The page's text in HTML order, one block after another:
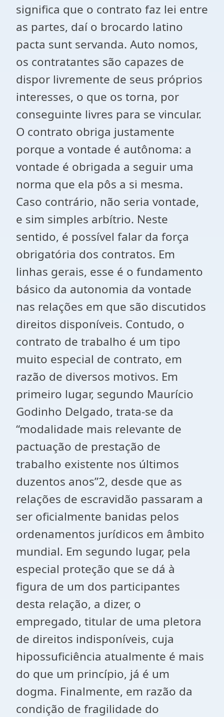
significa que o contrato faz lei entre
as partes, daí o brocardo latino
pacta sunt servanda. Auto nomos,
os contratantes são capazes de
dispor livremente de seus próprios
interesses, o que os torna, por
conseguinte livres para se vincular.
O contrato obriga justamente
porque a vontade é autônoma: a
vontade é obrigada a seguir uma
norma que ela pôs a si mesma.
Caso contrário, não seria vontade,
e sim simples arbítrio. Neste
sentido, é possível falar da força
obrigatória dos contratos. Em
linhas gerais, esse é o fundamento
básico da autonomia da vontade
nas relações em que são discutidos
direitos disponíveis. Contudo, o
contrato de trabalho é um tipo
muito especial de contrato, em
razão de diversos motivos. Em
primeiro lugar, segundo Maurício
Godinho Delgado, trata-se da
“modalidade mais relevante de
pactuação de prestação de
trabalho existente nos últimos
duzentos anos”2, desde que as
relações de escravidão passaram a
ser oficialmente banidas pelos
ordenamentos jurídicos em âmbito
mundial. Em segundo lugar, pela
especial proteção que se dá à
figura de um dos participantes
desta relação, a dizer, o
empregado, titular de uma pletora
de direitos indisponíveis, cuja
hipossuficiência atualmente é mais
do que um princípio, já é um
dogma. Finalmente, em razão da
condição de fragilidade do